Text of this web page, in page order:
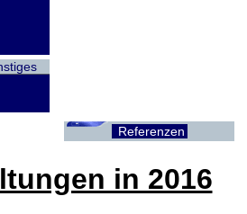
Referenzen
in 2016